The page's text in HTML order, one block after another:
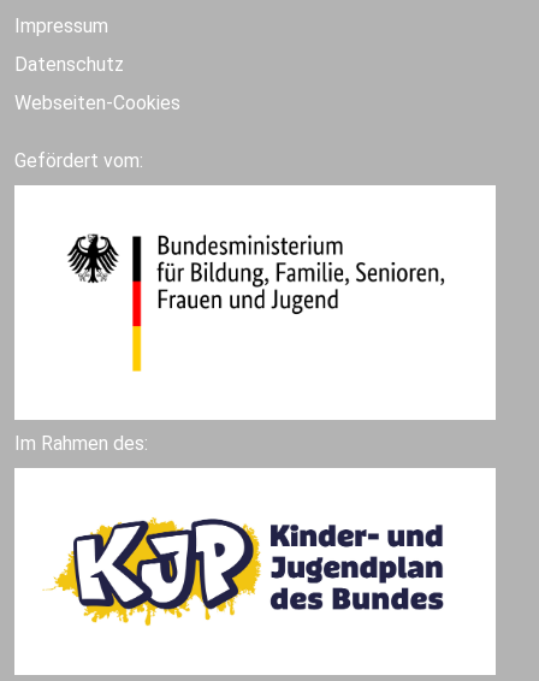
Impressum
Datenschutz
Webseiten-Cookies
Gefördert vom:
Im Rahmen des: